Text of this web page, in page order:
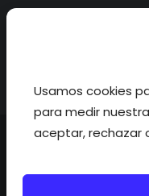
Usamos cookies
para medir
aceptar, rechazar